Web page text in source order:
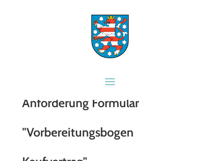
Anforderung Formular
"Vorbereitungsbogen